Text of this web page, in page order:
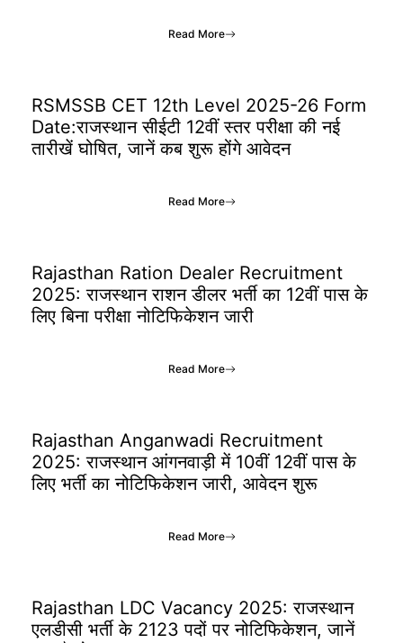
Read More
RSMSSB CET 12th Level 2025-26 Form
Date:राजस्थान सीईटी 12वीं स्तर परीक्षा की नई
तारीखें घोषित, जानें कब शुरू होंगे आवेदन
Read More
Rajasthan Ration Dealer Recruitment
2025: राजस्थान राशन डीलर भर्ती का 12वीं पास के
लिए बिना परीक्षा नोटिफिकेशन जारी
Read More
Rajasthan Anganwadi Recruitment
2025: राजस्थान आंगनवाड़ी में 10वीं 12वीं पास के
लिए भर्ती का नोटिफिकेशन जारी, आवेदन शुरू
Read More
Rajasthan LDC Vacancy 2025: राजस्थान
एलडीसी भर्ती के 2123 पदों पर नोटिफिकेशन, जानें